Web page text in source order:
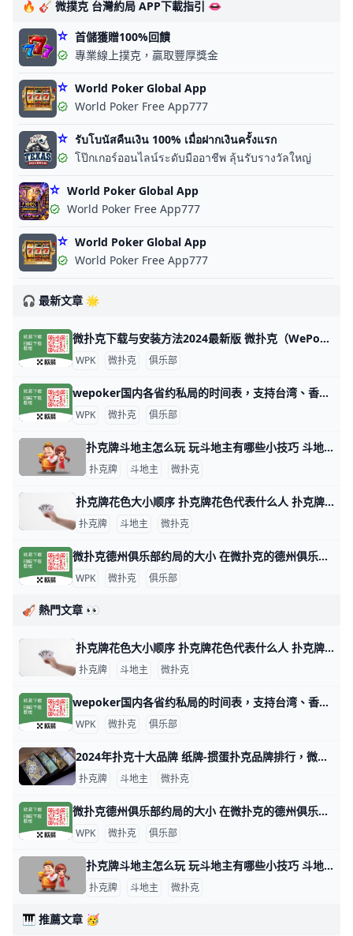
🔥 🎸 微撲克 台灣約局 APP下載指引 👄
首儲獲贈100%回饋
專業線上撲克，贏取豐厚獎金
World Poker Global App
World Poker Free App777
รับโบนัสคืนเงิน 100% เมื่อฝากเงินครั้งแรก
โป๊กเกอร์ออนไลน์ระดับมืออาชีพ ลุ้นรับรางวัลใหญ่
World Poker Global App
World Poker Free App777
World Poker Global App
World Poker Free App777
🎧 最新文章 🌟
微扑克下载与安装方法2024最新版 微扑克（WePoker）是一款流行的德州扑克应用程序，可以在多个平台上下载和安装。以下是下载和安装微扑克的主要方法： 安卓设备安装 安卓用户可以
WPK 微扑克 俱乐部
wepoker国内各省约私局的时间表，支持台湾、香港、澳门 WePoker（中文名：微扑克）是一个在线德州扑克平台，俱乐部提供各种级别的约局服务。WePoker的约私局时间表大致如下：本俱乐部支持台湾
WPK 微扑克 俱乐部
扑克牌斗地主怎么玩 玩斗地主有哪些小技巧 斗地主游戏玩法指南 扑克牌斗地主是一种三人玩的争先型牌类游戏，每局牌有一个玩家是“地主”，独自对抗另两个组成同盟的玩家。斗地主玩法比较简单，发牌时，庄家先从牌堆
扑克牌 斗地主 微扑克
扑克牌花色大小顺序 扑克牌花色代表什么人 扑克牌分为四种花色：黑桃、方块、梅花和红桃，但各国人民都以本国民族文化对四种花色给予不同的文化阐述，比如说，中国人将四种花色理解为春、夏、秋
扑克牌 斗地主 微扑克
微扑克德州俱乐部约局的大小 在微扑克的德州俱乐部中，约局的大小通常取决于多个因素，包括玩家的资金实力、俱乐部的规则以及所选择的游戏类型。以下是一些关于微扑克德州俱乐部约
WPK 微扑克 俱乐部
🎻 熱門文章 👀
扑克牌花色大小顺序 扑克牌花色代表什么人 扑克牌分为四种花色：黑桃、方块、梅花和红桃，但各国人民都以本国民族文化对四种花色给予不同的文化阐述，比如说，中国人将四种花色理解为春、夏、秋
扑克牌 斗地主 微扑克
wepoker国内各省约私局的时间表，支持台湾、香港、澳门 WePoker（中文名：微扑克）是一个在线德州扑克平台，俱乐部提供各种级别的约局服务。WePoker的约私局时间表大致如下：本俱乐部支持台湾
WPK 微扑克 俱乐部
2024年扑克十大品牌 纸牌-掼蛋扑克品牌排行，微扑克牌哪个牌子好 2024年扑克十大品牌 十大扑克品牌排行榜，纸牌-掼蛋扑克品牌排行，扑克牌哪个牌子好 扑克什么牌子好？经专业评测的2024年扑克十大品牌名单发布
扑克牌 斗地主 微扑克
微扑克德州俱乐部约局的大小 在微扑克的德州俱乐部中，约局的大小通常取决于多个因素，包括玩家的资金实力、俱乐部的规则以及所选择的游戏类型。以下是一些关于微扑克德州俱乐部约
WPK 微扑克 俱乐部
扑克牌斗地主怎么玩 玩斗地主有哪些小技巧 斗地主游戏玩法指南 扑克牌斗地主是一种三人玩的争先型牌类游戏，每局牌有一个玩家是“地主”，独自对抗另两个组成同盟的玩家。斗地主玩法比较简单，发牌时，庄家先从牌堆
扑克牌 斗地主 微扑克
🎹 推薦文章 🥳